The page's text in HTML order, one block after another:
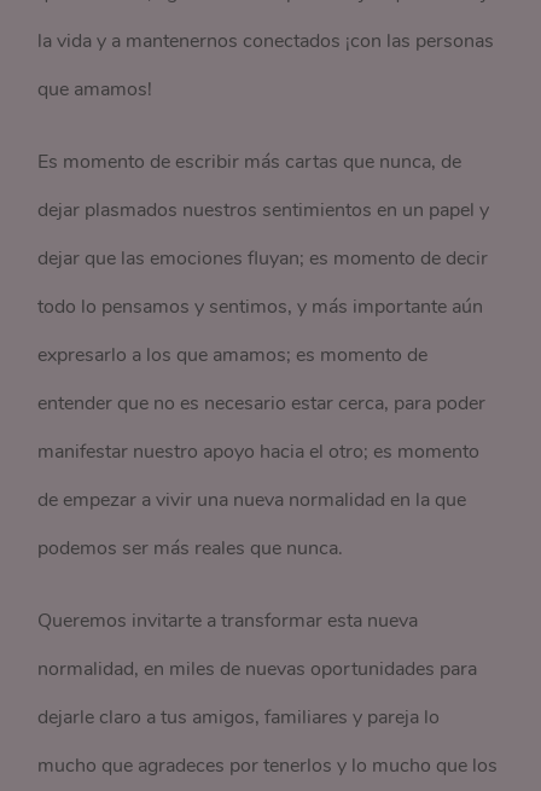
la vida y a mantenernos conectados ¡con las personas
que amamos!
Es momento de escribir más cartas que nunca, de
dejar plasmados nuestros sentimientos en un papel y
dejar que las emociones fluyan; es momento de decir
todo lo pensamos y sentimos, y más importante aún
expresarlo a los que amamos; es momento de
entender que no es necesario estar cerca, para poder
manifestar nuestro apoyo hacia el otro; es momento
de empezar a vivir una nueva normalidad en la que
podemos ser más reales que nunca.
Queremos invitarte a transformar esta nueva
normalidad, en miles de nuevas oportunidades para
dejarle claro a tus amigos, familiares y pareja lo
mucho que agradeces por tenerlos y lo mucho que los